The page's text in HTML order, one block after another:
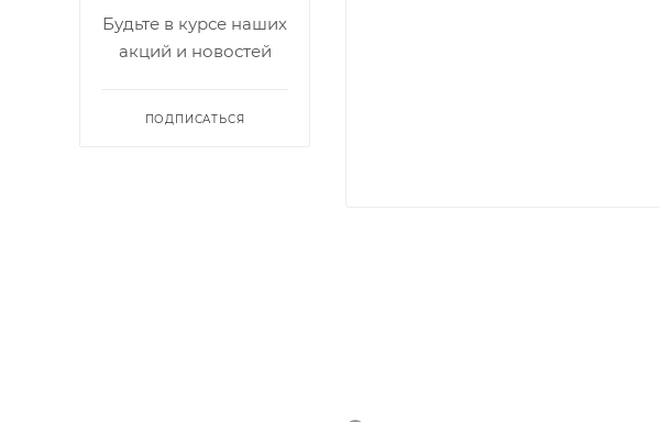
Будьте в курсе наших
акций и новостей
ПОДПИСАТЬСЯ